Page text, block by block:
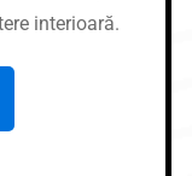
interioară.